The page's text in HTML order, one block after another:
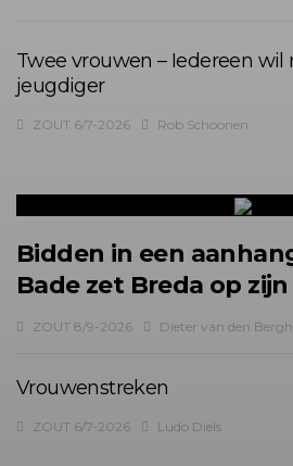
Twee vrouwen – Iedereen wil
jeugdiger
ZOUT 6/7-2026 Rob Schoonen
Bidden in een
Bade zet Breda op
ZOUT 8/9-2026 Dieter van den Bergh
Vrouwenstreken
ZOUT 6/7-2026 Ludo Diels